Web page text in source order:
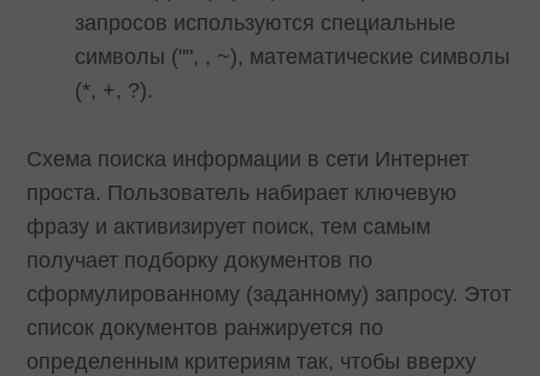
запросов используются специальные
символы ("", , ~), математические символы
(*, +, ?).
Схема поиска информации в сети Интернет
проста. Пользователь набирает ключевую
фразу и активизирует поиск, тем самым
получает подборку документов по
сформулированному (заданному) запросу. Этот
список документов ранжируется по
определенным критериям так, чтобы вверху